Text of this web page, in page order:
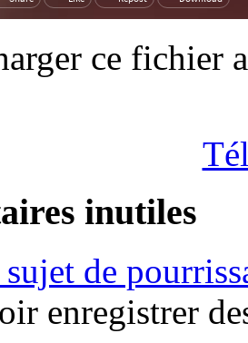
ce fichier
inutiles
de
enregistrer